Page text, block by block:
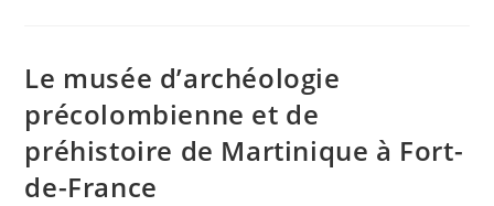
Le musée d’archéologie
précolombienne et de
préhistoire de Martinique à Fort-
de-France